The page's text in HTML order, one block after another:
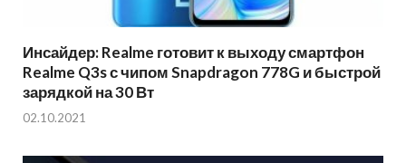
Инсайдер: Realme готовит к выходу смартфон
Realme Q3s с чипом Snapdragon 778G и быстрой
зарядкой на 30 Вт
02.10.2021